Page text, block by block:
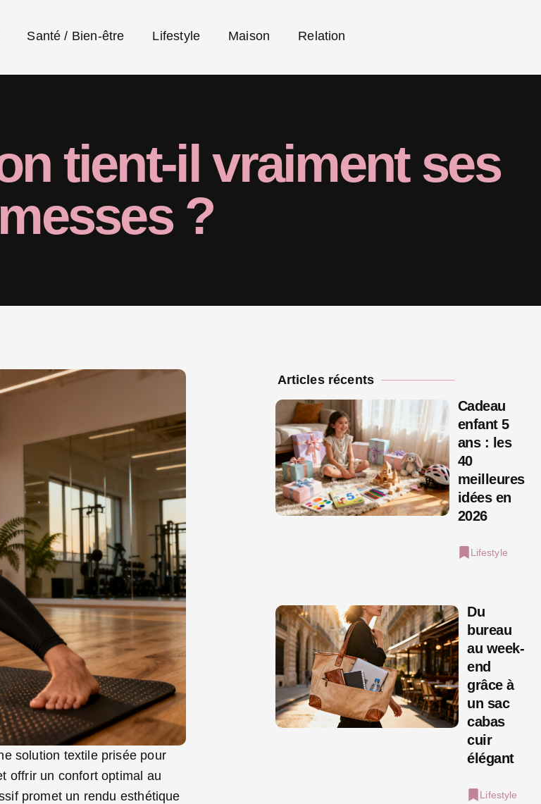
Santé / Bien-être Lifestyle Maison Relation
tient-il vraiment ses
?
solution textile prisée pour
offrir un confort optimal au
promet un rendu esthétique
Articles récents
Cadeau
enfant 5
ans : les
40
meilleures
idées en
2026
Lifestyle
Du
bureau
au week-
end
grâce à
un sac
cabas
cuir
élégant
Lifestyle